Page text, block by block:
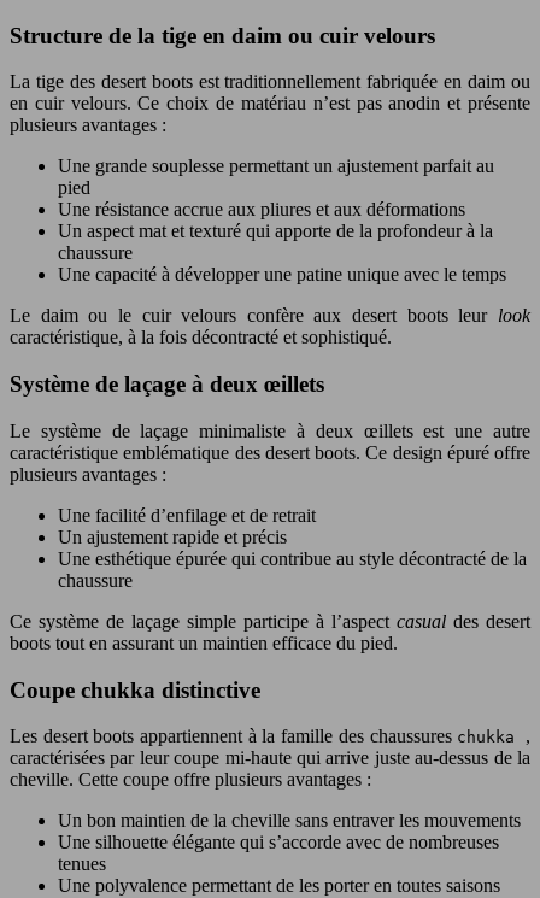
Structure de la tige en daim ou cuir velours
La tige des desert boots est traditionnellement fabriquée en daim ou
en cuir velours. Ce choix de matériau n’est pas anodin et présente
plusieurs avantages :
Une grande souplesse permettant un ajustement parfait au
pied
Une résistance accrue aux pliures et aux déformations
Un aspect mat et texturé qui apporte de la profondeur à la
chaussure
Une capacité à développer une patine unique avec le temps
Le daim ou le cuir velours confère aux desert boots leur look
caractéristique, à la fois décontracté et sophistiqué.
Système de laçage à deux œillets
Le système de laçage minimaliste à deux œillets est une autre
caractéristique emblématique des desert boots. Ce design épuré offre
plusieurs avantages :
Une facilité d’enfilage et de retrait
Un ajustement rapide et précis
Une esthétique épurée qui contribue au style décontracté de la
chaussure
Ce système de laçage simple participe à l’aspect casual des desert
boots tout en assurant un maintien efficace du pied.
Coupe chukka distinctive
Les desert boots appartiennent à la famille des chaussures chukka ,
caractérisées par leur coupe mi-haute qui arrive juste au-dessus de la
cheville. Cette coupe offre plusieurs avantages :
Un bon maintien de la cheville sans entraver les mouvements
Une silhouette élégante qui s’accorde avec de nombreuses
tenues
Une polyvalence permettant de les porter en toutes saisons